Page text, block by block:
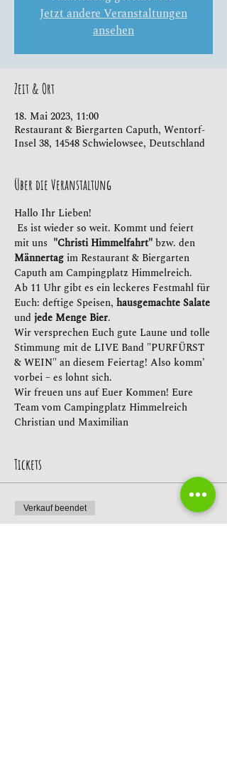
Jetzt andere Veranstaltungen
ansehen
Zeit & Ort
18. Mai 2023, 11:00
Restaurant & Biergarten Caputh, Wentorf-
Insel 38, 14548 Schwielowsee, Deutschland
Über die Veranstaltung
Hallo Ihr Lieben!
Es ist wieder so weit. Kommt und feiert
mit uns "Christi Himmelfahrt" bzw. den
Männertag im Restaurant & Biergarten
Caputh am Campingplatz Himmelreich.
Ab 11 Uhr gibt es ein leckeres Festmahl für
Euch: deftige Speisen, hausgemachte Salate
und jede Menge Bier.
Wir versprechen Euch gute Laune und tolle
Stimmung mit de LIVE Band "PURFÜRST
& WEIN" an diesem Feiertag! Also komm’
vorbei – es lohnt sich.
Wir freuen uns auf Euer Kommen! Eure
Team vom Campingplatz Himmelreich
Christian und Maximilian
Tickets
Verkauf beendet